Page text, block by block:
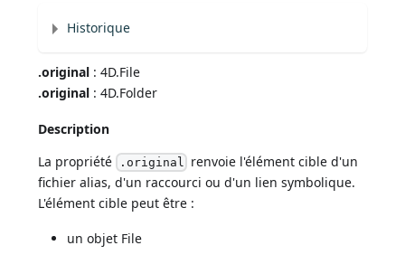
Historique
.original : 4D.File
.original : 4D.Folder
Description
La propriété .original renvoie l'élément cible d'un
fichier alias, d'un raccourci ou d'un lien symbolique.
L'élément cible peut être :
un objet File